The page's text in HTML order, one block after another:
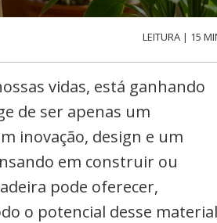
LEITURA | 15
vidas, está ganhando
de ser apenas um
inovação, design e um
em construir ou
pode oferecer,
o potencial desse material